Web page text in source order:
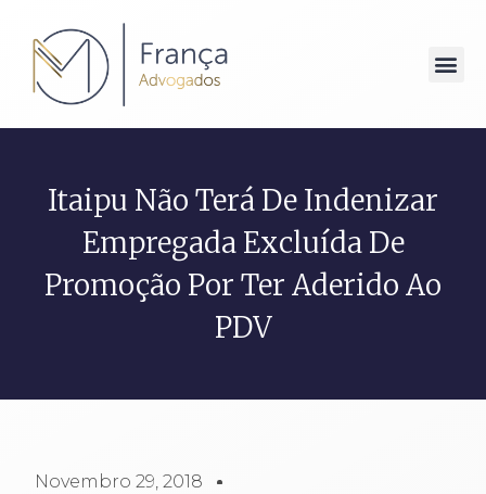
Itaipu Não Terá De Indenizar
Empregada Excluída De
Promoção Por Ter Aderido Ao
PDV
Novembro 29, 2018